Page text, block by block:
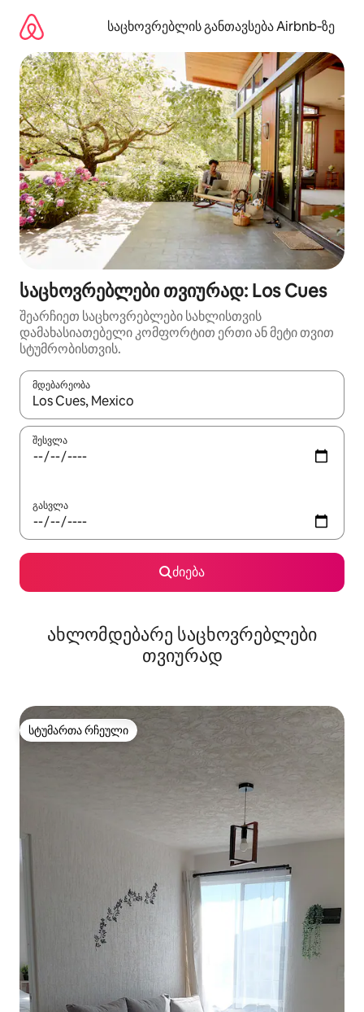
გადასვლა
საცხოვრებლის განთავსება Airbnb‑ზე
საცხოვრებლები თვიურად: Los Cues
შეარჩიეთ საცხოვრებლები სახლისთვის
დამახასიათებელი კომფორტით ერთი ან მეტი თვით
სტუმრობისთვის.
მდებარეობა
როცა შედეგები ხელმისაწვდომი გახდება, ნავიგაციისთვის
შესვლა
გასვლა
ძიება
ახლომდებარე საცხოვრებლები
თვიურად
სტუმართა რჩეული
სტუმართა რჩეული